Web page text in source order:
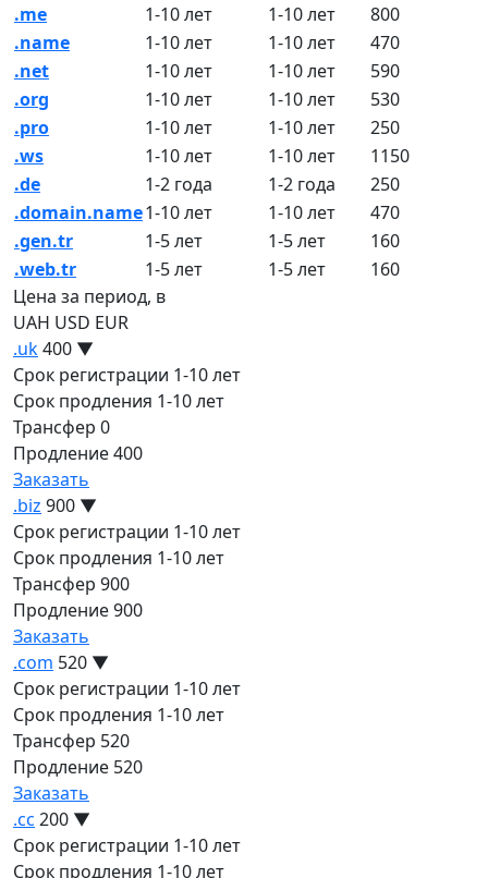
.me 1-10 лет 1-10 лет
800
.name
1-10 лет 1-10 лет
470
.net
1-10 лет 1-10 лет
590
.org
1-10 лет 1-10 лет
530
.pro
1-10 лет 1-10 лет
250
.ws
1-10 лет 1-10 лет
1150
.de
1-2 года 1-2 года
250
.domain.name1-10 лет 1-10 лет
470
.gen.tr
1-5 лет 1-5 лет
160
.web.tr
1-5 лет 1-5 лет
160
Цена за период, в
UAH USD EUR
.uk400 ▼
Срок регистрации 1-10 лет
Срок продления 1-10 лет
Трансфер 0
Продление400
Заказать
.biz 900 ▼
Срок регистрации 1-10 лет
Срок продления 1-10 лет
Трансфер 900
Продление900
Заказать
.com 520 ▼
Срок регистрации 1-10 лет
Срок продления 1-10 лет
Трансфер 520
Продление 520
Заказать
.cc 200 ▼
Срок регистрации 1-10 лет
Срок продления 1-10 лет